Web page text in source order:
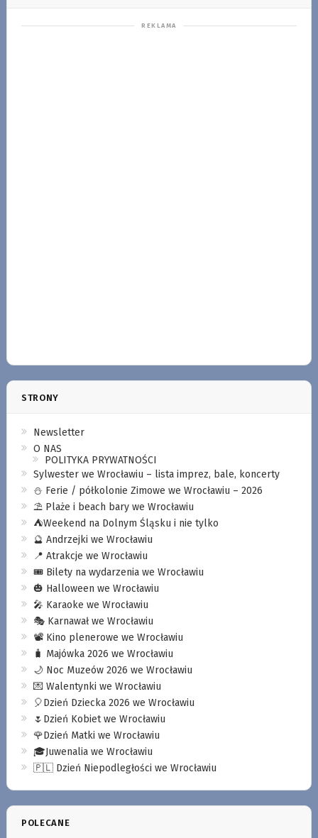
STRONY
Newsletter
O NAS
POLITYKA PRYWATNOŚCI
Sylwester we Wrocławiu – lista imprez, bale, koncerty
⛄️ Ferie / półkolonie Zimowe we Wrocławiu – 2026
⛱️ Plaże i beach bary we Wrocławiu
⛺️Weekend na Dolnym Śląsku i nie tylko
🔮 Andrzejki we Wrocławiu
📍 Atrakcje we Wrocławiu
🎟️ Bilety na wydarzenia we Wrocławiu
🎃 Halloween we Wrocławiu
🎤 Karaoke we Wrocławiu
🎭 Karnawał we Wrocławiu
📽️ Kino plenerowe we Wrocławiu
🧳 Majówka 2026 we Wrocławiu
🌙 Noc Muzeów 2026 we Wrocławiu
💌 Walentynki we Wrocławiu
🎈Dzień Dziecka 2026 we Wrocławiu
🌷Dzień Kobiet we Wrocławiu
🌹Dzień Matki we Wrocławiu
🎓Juwenalia we Wrocławiu
🇵🇱 Dzień Niepodległości we Wrocławiu
POLECANE